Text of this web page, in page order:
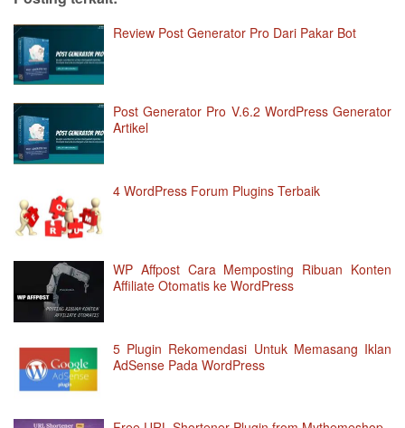
Review Post Generator Pro Dari Pakar Bot
Post Generator Pro V.6.2 WordPress Generator
Artikel
4 WordPress Forum Plugins Terbaik
WP Affpost Cara Memposting Ribuan Konten
Affiliate Otomatis ke WordPress
5 Plugin Rekomendasi Untuk Memasang Iklan
AdSense Pada WordPress